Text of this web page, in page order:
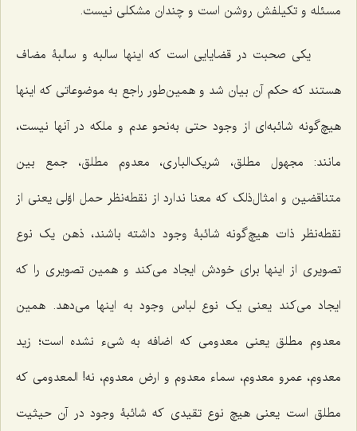
مسئله و تکیلفش روشن است و چندان مشکلی نیست.
یکی صحبت در قضایایی است که اینها سالبه و سالبۀ مضاف
هستند که حکم آن بیان شد و همین‌طور راجع به موضوعاتی که اینها
هیچ‌گونه شائبه‌ای از وجود حتی به‌نحو عدم و ملکه در آنها نیست،
مانند: مجهول مطلق، شریک‌الباری، معدوم مطلق، جمع بین
متناقضین و امثال‌ذلک که معنا ندارد از نقطه‌نظر حمل اوّلی یعنی از
نقطه‌نظر ذات هیچ‌گونه شائبۀ وجود داشته باشند، ذهن یک نوع
تصویری از اینها برای خودش ایجاد می‌کند و همین تصویری را که
ایجاد می‌کند یعنی یک نوع لباس وجود به اینها می‌دهد. همین
معدوم مطلق یعنی معدومی که اضافه به شیء نشده است؛ زید
معدوم، عمرو معدوم، سماء معدوم و ارض معدوم، نه! المعدومی که
مطلق است یعنی هیچ نوع تقیدی که شائبۀ وجود در آن حیثیت